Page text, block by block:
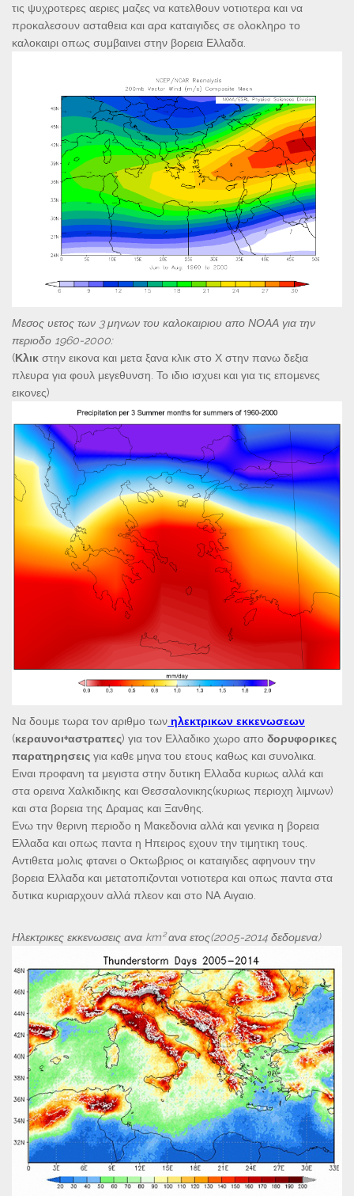
τις ψυχροτερες αεριες μαζες να κατελθουν νοτιοτερα και να
προκαλεσουν ασταθεια και αρα καταιγιδες σε ολοκληρο το
καλοκαιρι οπως συμβαινει στην βορεια Ελλαδα.
Μεσος υετος των 3 μηνων του καλοκαιριου απο ΝΟΑΑ για την
περιοδο 1960-2000:
(Κλικ στην εικονα και μετα ξανα κλικ στο Χ στην πανω δεξια
πλευρα για φουλ μεγεθυνση. Το ιδιο ισχυει και για τις επομενες
εικονες)
Να δουμε τωρα τον αριθμο των ηλεκτρικων εκκενωσεων
(κεραυνοι+αστραπες) για τον Ελλαδικο χωρο απο δορυφορικες
παρατηρησεις για καθε μηνα του ετους καθως και συνολικα.
Ειναι προφανη τα μεγιστα στην δυτικη Ελλαδα κυριως αλλά και
στα ορεινα Χαλκιδικης και Θεσσαλονικης(κυριως περιοχη λιμνων)
και στα βορεια της Δραμας και Ξανθης.
Ενω την θερινη περιοδο η Μακεδονια αλλά και γενικα η βορεια
Ελλαδα και οπως παντα η Ηπειρος εχουν την τιμητικη τους.
Αντιθετα μολις φτανει ο Οκτωβριος οι καταιγιδες αφηνουν την
βορεια Ελλαδα και μετατοπιζονται νοτιοτερα και οπως παντα στα
δυτικα κυριαρχουν αλλά πλεον και στο ΝΑ Αιγαιο.
Ηλεκτρικες εκκενωσεις ανα km² ανα ετος(2005-2014 δεδομενα)